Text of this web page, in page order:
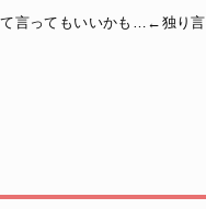
て言ってもいいかも…←独り言